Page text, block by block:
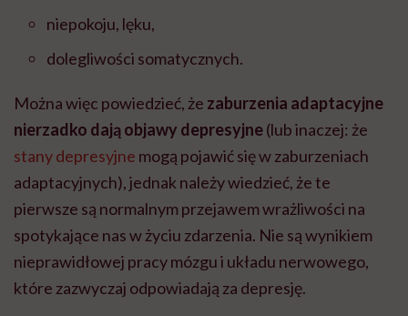
niepokoju, lęku,
dolegliwości somatycznych.
Można więc powiedzieć, że zaburzenia adaptacyjne
nierzadko dają objawy depresyjne(lub inaczej: że
stany depresyjne mogą pojawić się w zaburzeniach
adaptacyjnych), jednak należy wiedzieć, że te
pierwsze są normalnym przejawem wrażliwości na
spotykające nas w życiu zdarzenia. Nie są wynikiem
nieprawidłowej pracy mózgu i układu nerwowego,
które zazwyczaj odpowiadają za depresję.